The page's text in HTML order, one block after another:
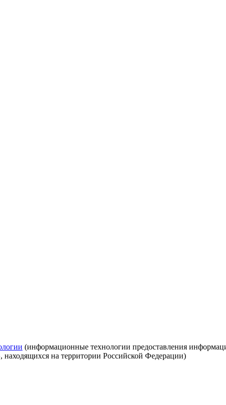
(информационные технологии предоставления
находящихся на территории Российской Федерации)